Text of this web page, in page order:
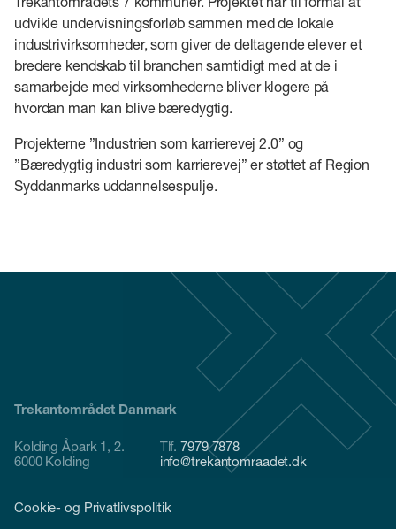
udvikle undervisningsforløb sammen med de lokale
industrivirksomheder, som giver de deltagende elever et
bredere kendskab til branchen samtidigt med at de i
samarbejde med virksomhederne bliver klogere på
hvordan man kan blive bæredygtig.
Projekterne ”Industrien som karrierevej 2.0” og
”Bæredygtig industri som karrierevej” er støttet af Region
Syddanmarks uddannelsespulje.
Trekantområdet Danmark
Kolding Åpark 1, 2.
6000 Kolding
Tlf.7979 7878
info@trekantomraadet.dk
Cookie- og Privatlivspolitik